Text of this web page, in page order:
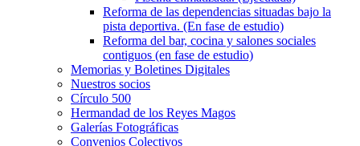
Reforma de las dependencias situadas bajo la
pista deportiva. (En fase de estudio)
Reforma del bar, cocina y salones sociales
contiguos (en fase de estudio)
Memorias y Boletines Digitales
Nuestros socios
Círculo 500
Hermandad de los Reyes Magos
Galerías Fotográficas
Convenios Colectivos